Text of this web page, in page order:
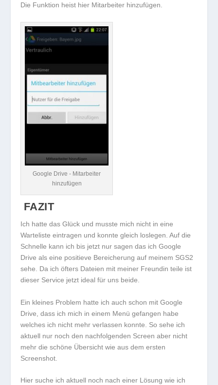
Die Funktion heist hier Mitarbeiter hinzufügen.
Google Drive - Mitarbeiter
hinzufügen
FAZIT
Ich hatte das Glück und musste mich nicht in eine
Warteliste eintragen und konnte gleich loslegen. Auf die
Schnelle kann ich bis jetzt nur sagen das ich Google
Drive als eine positieve Bereicherung auf meinem SGS2
sehe. Da ich öfters Dateien mit meiner Freundin teile ist
dieser Service jetzt ideal für uns beide.
Ein kleines Problem hatte ich auch schon mit Google
Drive, dass ich mich in einem Menü gefangen habe
welches ich nicht mehr verlassen konnte. So sehe ich
aktuell nur noch den nachfolgenden Screen aber nicht
mehr die schöne Übersicht wie aus dem ersten
Screenshot.
Hier suche ich aktuell noch nach einer Lösung wie ich